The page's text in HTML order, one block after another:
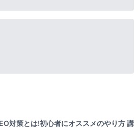
対策とは!初心者にオススメのやり方 講